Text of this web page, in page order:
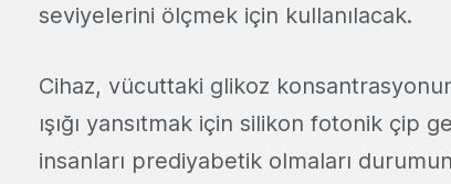
seviyelerini ölçmek için kullanılacak.
Cihaz, vücuttaki glikoz
ışığı yansıtmak için silikon fotonik çip
insanları prediyabetik olmaları